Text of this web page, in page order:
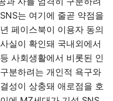
는 여기에 줄곧 약점을
페이스북이 이용자 동의
실이 확인돼 국내외에서
사회생활에서 비롯된 인
분하려는 개인적 욕구와
성이 상충돼 애로점을 호